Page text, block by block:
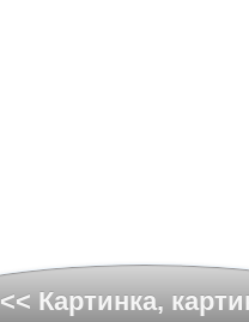
<< Картинка,